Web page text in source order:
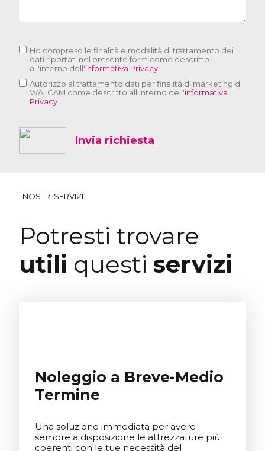
Ho compreso le finalità e modalità di trattamento dei
dati riportati nel presente form come descritto
all'interno dell'informativa Privacy
Autorizzo al trattamento dati per finalità di marketing di
WALCAM come descritto all'interno dell'informativa
Privacy
Invia richiesta
I NOSTRI SERVIZI
Potresti trovare
utili questiservizi
Noleggio a Breve-Medio
Termine
Una soluzione immediata per avere
sempre a disposizione le attrezzature più
coerenti con le tue necessità del